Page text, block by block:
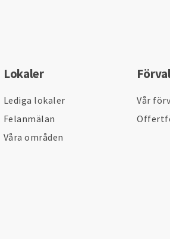
Lokaler
Lediga lokaler
Felanmälan
Våra områden
Vår